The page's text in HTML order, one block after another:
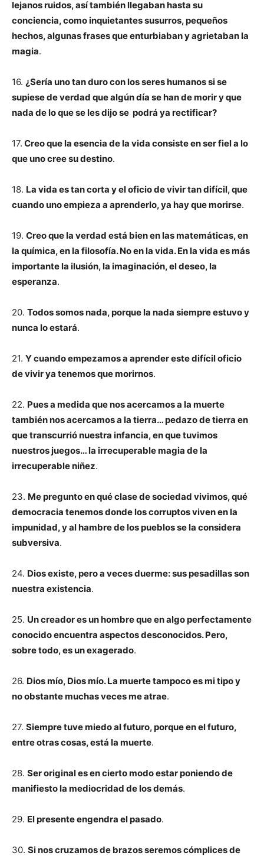
lejanos ruidos, así también llegaban hasta su
conciencia, como inquietantes susurros, pequeños
hechos, algunas frases que enturbiaban y agrietaban la
magia.
16. ¿Sería uno tan duro con los seres humanos si se
supiese de verdad que algún día se han de morir y que
nada de lo que se les dijo se podrá ya rectificar?
17. Creo que la esencia de la vida consiste en ser fiel a lo
que uno cree su destino.
18. La vida es tan corta y el oficio de vivir tan difícil, que
cuando uno empieza a aprenderlo, ya hay que morirse.
19. Creo que la verdad está bien en las matemáticas, en
la química, en la filosofía. No en la vida. En la vida es más
importante la ilusión, la imaginación, el deseo, la
esperanza.
20. Todos somos nada, porque la nada siempre estuvo y
nunca lo estará.
21. Y cuando empezamos a aprender este difícil oficio
de vivir ya tenemos que morirnos.
22. Pues a medida que nos acercamos a la muerte
también nos acercamos a la tierra… pedazo de tierra en
que transcurrió nuestra infancia, en que tuvimos
nuestros juegos… la irrecuperable magia de la
irrecuperable niñez.
23. Me pregunto en qué clase de sociedad vivimos, qué
democracia tenemos donde los corruptos viven en la
impunidad, y al hambre de los pueblos se la considera
subversiva.
24. Dios existe, pero a veces duerme: sus pesadillas son
nuestra existencia.
25. Un creador es un hombre que en algo perfectamente
conocido encuentra aspectos desconocidos. Pero,
sobre todo, es un exagerado.
26. Dios mío, Dios mío. La muerte tampoco es mi tipo y
no obstante muchas veces me atrae.
27. Siempre tuve miedo al futuro, porque en el futuro,
entre otras cosas, está la muerte.
28. Ser original es en cierto modo estar poniendo de
manifiesto la mediocridad de los demás.
29. El presente engendra el pasado.
30. Si nos cruzamos de brazos seremos cómplices de